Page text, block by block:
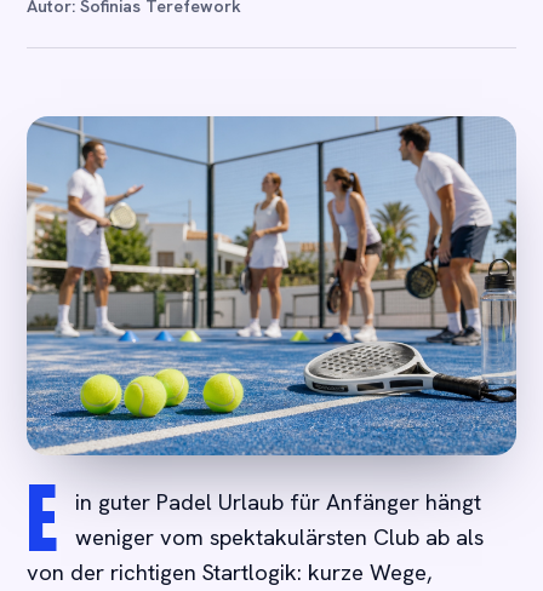
Autor: Sofinias Terefework
E
in guter Padel Urlaub für Anfänger hängt
weniger vom spektakulärsten Club ab als
von der richtigen Startlogik: kurze Wege,